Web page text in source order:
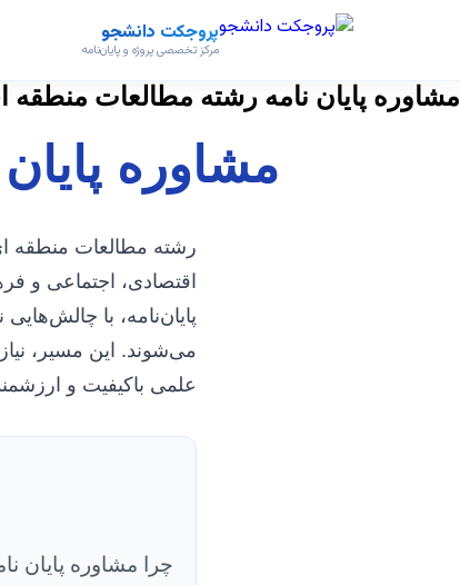
پروجکت دانشجو
مرکز تخصصی پروژه و پایان‌نامه
مشاوره پایان نامه رشته مطالعات منطقه
مشاوره
رشته مطالعات منطقه
اقتصادی، اجتماعی و
پایان‌نامه، با
می‌شوند. این مسیر،
علمی باکیفیت و
چرا مشاوره پایان